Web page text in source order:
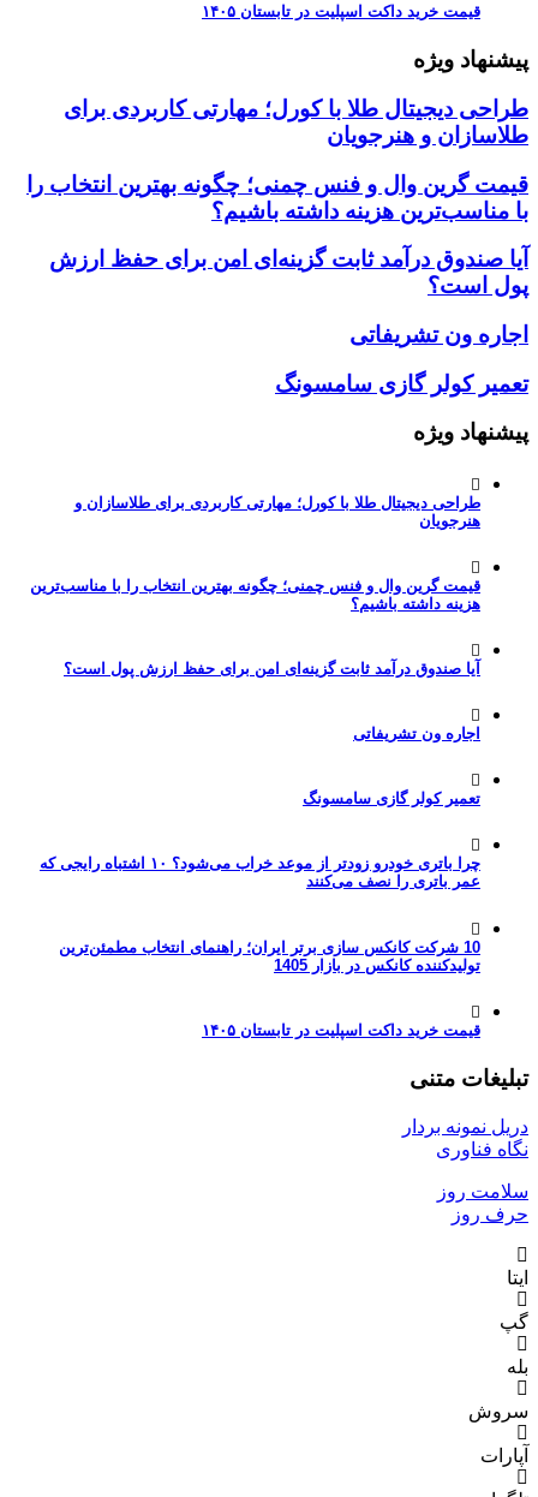
قیمت خرید داکت اسپلیت در تابستان ۱۴۰۵
پیشنهاد ویژه
طراحی دیجیتال طلا با کورل؛ مهارتی کاربردی برای
طلاسازان و هنرجویان
قیمت گرین وال و فنس چمنی؛ چگونه بهترین انتخاب را
با مناسب‌ترین هزینه داشته باشیم؟
آیا صندوق درآمد ثابت گزینه‌ای امن برای حفظ ارزش
پول است؟
اجاره ون تشریفاتی
تعمیر کولر گازی سامسونگ
پیشنهاد ویژه
طراحی دیجیتال طلا با کورل؛ مهارتی کاربردی برای طلاسازان و
هنرجویان
قیمت گرین وال و فنس چمنی؛ چگونه بهترین انتخاب را با مناسب‌ترین
هزینه داشته باشیم؟
آیا صندوق درآمد ثابت گزینه‌ای امن برای حفظ ارزش پول است؟
اجاره ون تشریفاتی
تعمیر کولر گازی سامسونگ
چرا باتری خودرو زودتر از موعد خراب می‌شود؟ ۱۰ اشتباه رایجی که
عمر باتری را نصف می‌کنند
10 شرکت کانکس سازی برتر ایران؛ راهنمای انتخاب مطمئن‌ترین
تولیدکننده کانکس در بازار 1405
قیمت خرید داکت اسپلیت در تابستان ۱۴۰۵
تبلیغات متنی
دریل نمونه بردار
نگاه فناوری
سلامت روز
حرف روز
ایتا
گپ
بله
سروش
آپارات